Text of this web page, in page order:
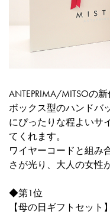
ANTEPRIMA/MITSOの
ボックス型のハンドバ
にぴったりな程よいサ
てくれます。
ワイヤーコードと組み
さが光り、大人の女性
◆第1位
【母の日ギフトセッ